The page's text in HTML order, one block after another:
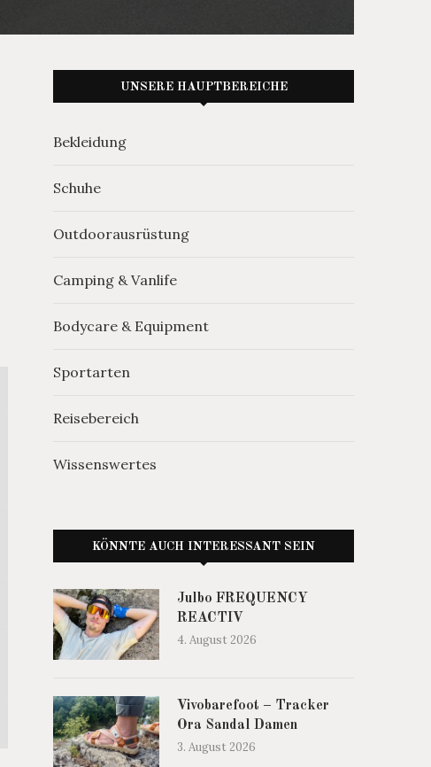
UNSERE HAUPTBEREICHE
Bekleidung
Schuhe
Outdoorausrüstung
Camping & Vanlife
Bodycare & Equipment
Sportarten
Reisebereich
Wissenswertes
KÖNNTE AUCH INTERESSANT SEIN
Julbo FREQUENCY
REACTIV
4. August 2026
Vivobarefoot – Tracker
Ora Sandal Damen
3. August 2026